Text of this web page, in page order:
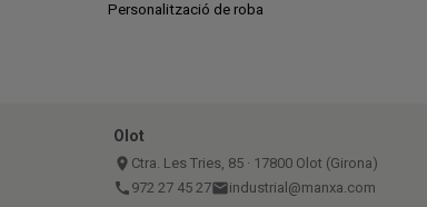
Personalització de roba
Olot
place Ctra. Les Tries, 85 · 17800 Olot (Girona)
call 972 27 45 27emailindustrial@manxa.com